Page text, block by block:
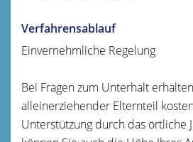
Verfahrensablauf
Einvernehmliche Regelung
Bei Fragen zum Unterhalt
alleinerziehender Elternteil
Unterstützung durch das örtliche